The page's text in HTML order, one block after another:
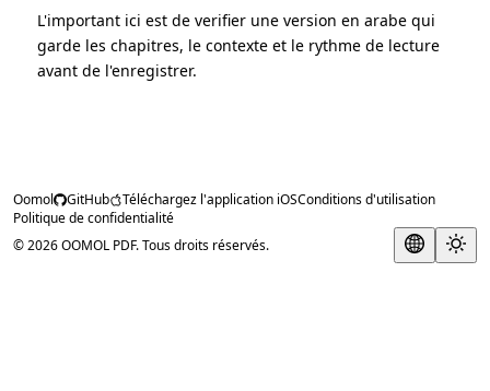
L'important ici est de verifier une version en arabe qui
garde les chapitres, le contexte et le rythme de lecture
avant de l'enregistrer.
Oomol GitHub Téléchargez l'application iOSConditions d'utilisation
Politique de confidentialité
© 2026 OOMOL PDF. Tous droits réservés.